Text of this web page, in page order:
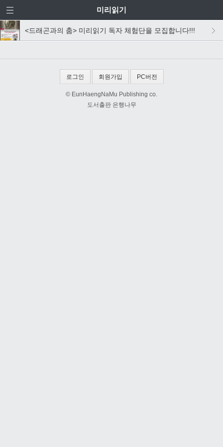
미리읽기
<드래곤과의 춤> 미리읽기 독자 체험단을 모집합니다!!!
로그인 회원가입 PC버전
© EunHaengNaMu Publishing co.
도서출판 은행나무